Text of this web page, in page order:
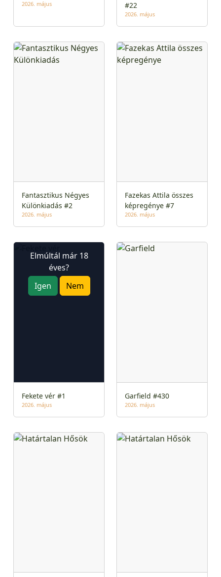
2026. május #22
2026. május
Fantasztikus Négyes
Különkiadás #2
2026. május
Fazekas Attila összes
képregénye #7
2026. május
Elmúltál már 18
éves?
Igen
Nem
Fekete vér #1
2026. május
Garfield #430
2026. május